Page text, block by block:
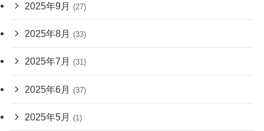
2025年9月 (27)
2025年8月 (33)
2025年7月 (31)
2025年6月 (37)
2025年5月 (1)